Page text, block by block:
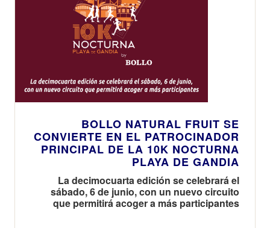
BOLLO NATURAL FRUIT SE
CONVIERTE EN EL PATROCINADOR
PRINCIPAL DE LA 10K NOCTURNA
PLAYA DE GANDIA
La decimocuarta edición se celebrará el
sábado, 6 de junio, con un nuevo circuito
que permitirá acoger a más participantes